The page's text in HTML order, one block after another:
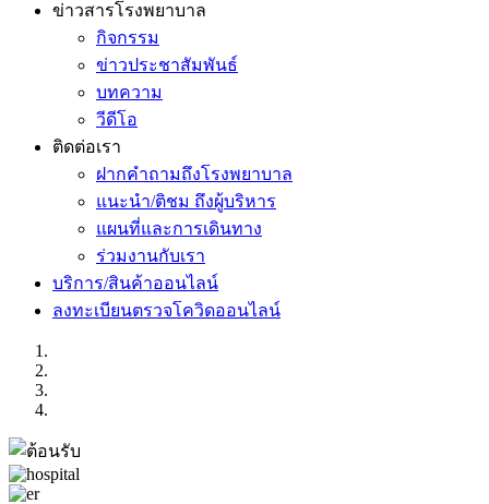
ข่าวสารโรงพยาบาล
กิจกรรม
ข่าวประชาสัมพันธ์
บทความ
วีดีโอ
ติดต่อเรา
ฝากคำถามถึงโรงพยาบาล
แนะนำ/ติชม ถึงผู้บริหาร
แผนที่และการเดินทาง
ร่วมงานกับเรา
บริการ/สินค้าออนไลน์
ลงทะเบียนตรวจโควิดออนไลน์